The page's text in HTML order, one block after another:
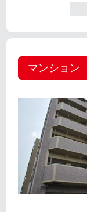
マンション